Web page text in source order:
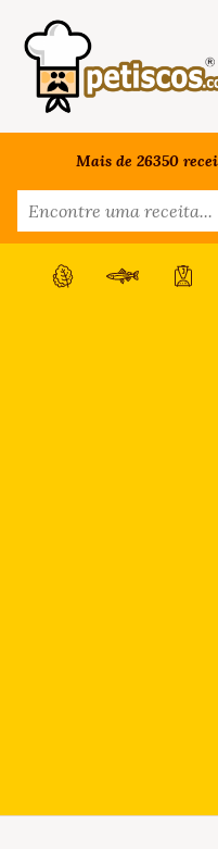
Mais de 26350